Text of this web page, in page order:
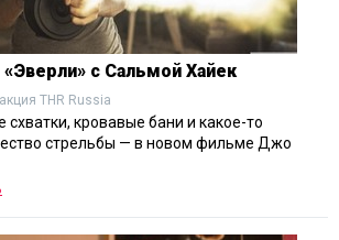
с Сальмой Хайек
THR Russia
схватки, кровавые бани и какое-то
стрельбы — в новом фильме Джо